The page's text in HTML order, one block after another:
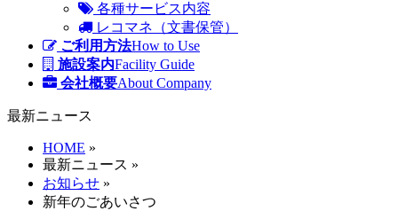
各種サービス内容
レコマネ（文書保管）
ご利用方法How to Use
施設案内Facility Guide
会社概要About Company
最新ニュース
HOME »
最新ニュース »
お知らせ »
新年のごあいさつ